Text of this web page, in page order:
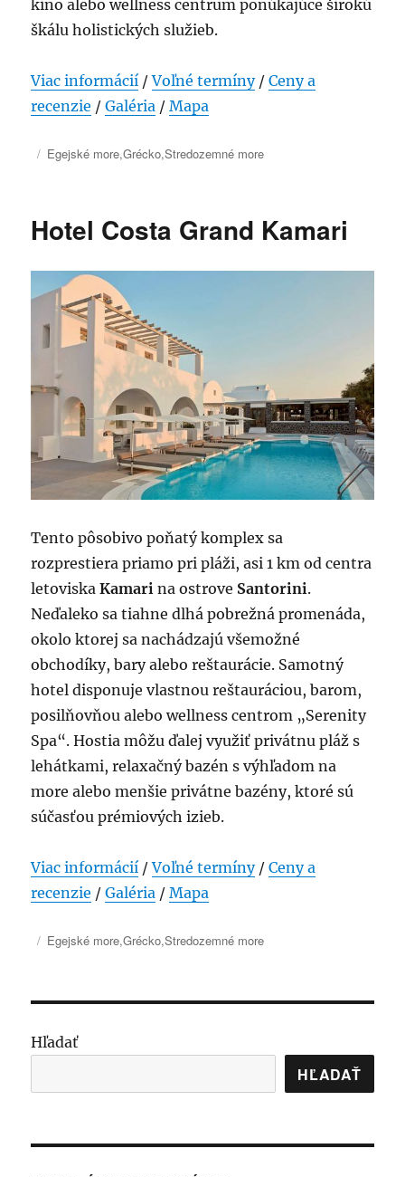
kino alebo wellness centrum ponúkajúce širokú
škálu holistických služieb.
Viac informácií /Voľné termíny/Ceny a
recenzie /Galéria /Mapa
Publikované
Kategórie
Egejské more,Grécko,Stredozemné more
Hotel Costa Grand Kamari
Tento pôsobivo poňatý komplex sa
rozprestiera priamo pri pláži, asi 1 km od centra
letoviskaKamari na ostrove Santorini.
Neďaleko sa tiahne dlhá pobrežná promenáda,
okolo ktorej sa nachádzajú všemožné
obchodíky, bary alebo reštaurácie. Samotný
hotel disponuje vlastnou reštauráciou, barom,
posilňovňou alebo wellness centrom „Serenity
Spa“. Hostia môžu ďalej využiť privátnu pláž s
lehátkami, relaxačný bazén s výhľadom na
more alebo menšie privátne bazény, ktoré sú
súčasťou prémiových izieb.
Viac informácií /Voľné termíny/Ceny a
recenzie /Galéria /Mapa
Publikované
Kategórie
Egejské more,Grécko,Stredozemné more
Hľadať
HĽADAŤ